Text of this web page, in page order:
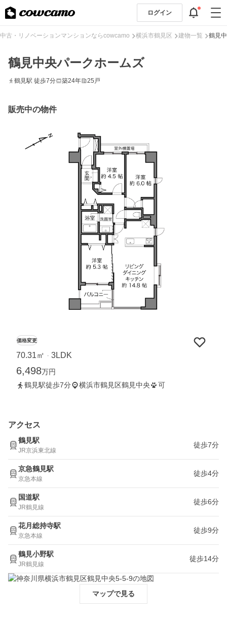
ログイン
中古・リノベーションマンションならcowcamo 横浜市鶴見区 建物一覧 鶴見
鶴見中央パークホームズ
鶴見駅 徒歩7分 築24年 25戸
販売中の物件
価格変更
70.31㎡ ・ 3LDK
6,498万円
鶴見駅徒歩7分
横浜市鶴見区鶴見中央 可
アクセス
鶴見駅
JR京浜東北線
徒歩7分
京急鶴見駅
京急本線
徒歩4分
国道駅
JR鶴見線
徒歩6分
花月総持寺駅
京急本線
徒歩9分
鶴見小野駅
JR鶴見線
徒歩14分
マップで見る